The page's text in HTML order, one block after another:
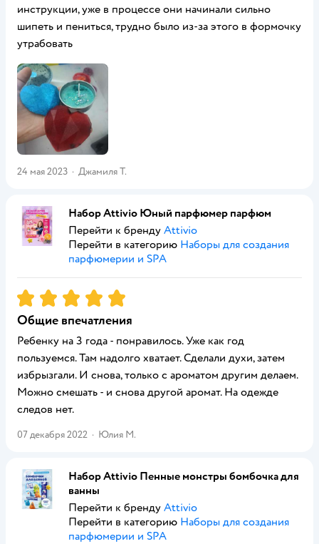
инструкции, уже в процессе они начинали сильно
шипеть и пениться, трудно было из-за этого в формочку
утрабовать
24 мая 2023 · Джамиля Т.
Набор Attivio Юный парфюмер парфюм
Перейти к бренду Attivio
Перейти в категорию Наборы для создания
парфюмерии и SPA
Рейтинг:5
Общие впечатления
Ребенку на 3 года - понравилось. Уже как год
пользуемся. Там надолго хватает. Сделали духи, затем
избрызгали. И снова, только с ароматом другим делаем.
Можно смешать - и снова другой аромат. На одежде
следов нет.
07 декабря 2022 · Юлия М.
Набор Attivio Пенные монстры бомбочка для
ванны
Перейти к бренду Attivio
Перейти в категорию Наборы для создания
парфюмерии и SPA